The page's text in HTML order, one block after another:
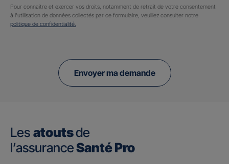
Pour connaitre et exercer vos droits, notamment de retrait de votre consentement
à l'utilisation de données collectés par ce formulaire, veuillez consulter notre
politique de confidentialité.
Envoyer ma demande
Les atoutsde
l’assuranceSanté Pro